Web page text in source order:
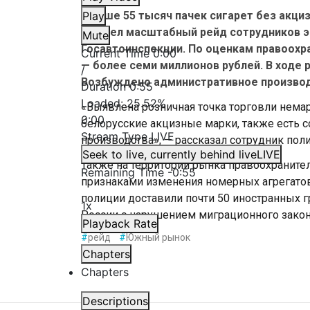
Play
Mute
Current Time0:00
/
Duration0:55
Loaded:25.52%
0:00
Stream TypeLIVE
Seek to live, currently behind liveLIVE
Remaining Time-0:55
1x
Playback Rate
Chapters
Chapters
Descriptions
Свыше 55 тысяч пачек сигарет без
прошел масштабный рейд сотрудников
Госавтоинспекции. По оценкам
— более семи миллионов рублей. В ходе
Возбуждено административное
«Выявлена розничная точка торговли
белорусские акцизные марки, также есть
производства», — рассказал сотрудник
Также на территории рынка
признаками изменения номерных
полиции доставили почти 50 иностранных
России с нарушением миграционного
#рейд #Южный рынок